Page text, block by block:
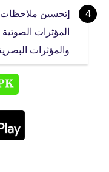
[تحسين
المؤثرات
والمؤثرات